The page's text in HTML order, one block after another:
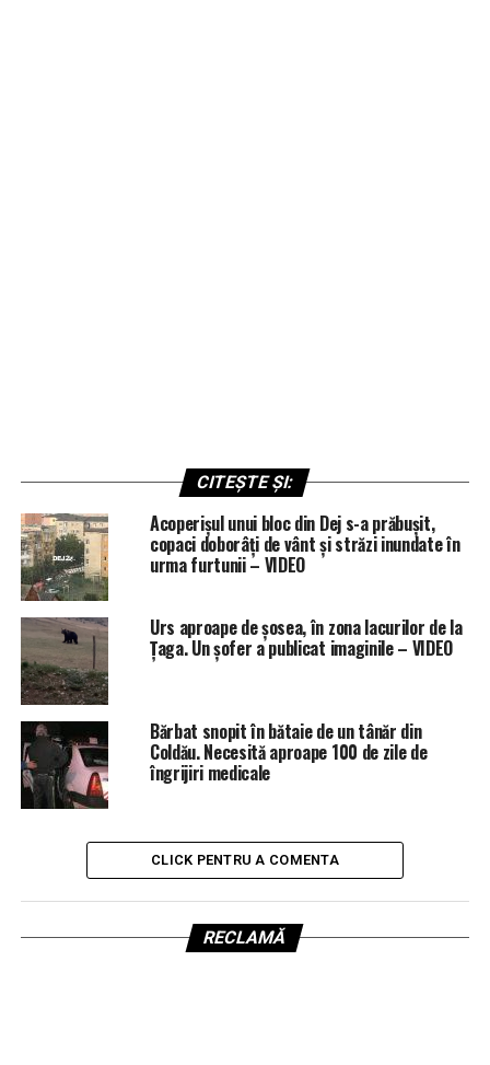
CITEȘTE ȘI:
Acoperișul unui bloc din Dej s-a prăbușit,
copaci doborâți de vânt și străzi inundate în
urma furtunii – VIDEO
Urs aproape de șosea, în zona lacurilor de la
Țaga. Un șofer a publicat imaginile – VIDEO
Bărbat snopit în bătaie de un tânăr din
Coldău. Necesită aproape 100 de zile de
îngrijiri medicale
CLICK PENTRU A COMENTA
RECLAMĂ